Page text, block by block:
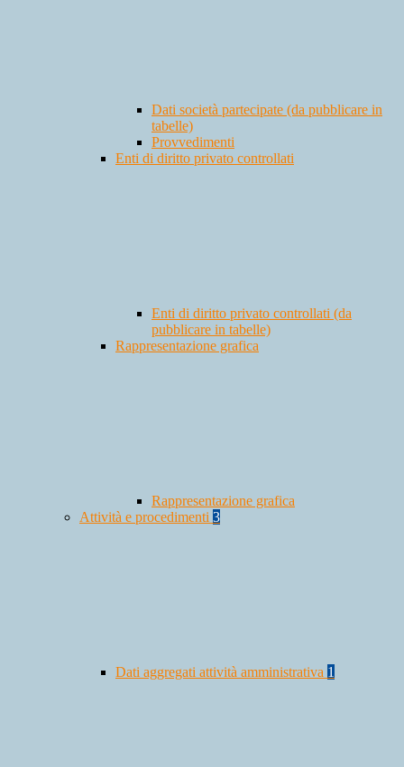
Dati società partecipate (da pubblicare in
tabelle)
Provvedimenti
Enti di diritto privato controllati
Enti di diritto privato controllati (da
pubblicare in tabelle)
Rappresentazione grafica
Rappresentazione grafica
Attività e procedimenti 3
Dati aggregati attività amministrativa 1